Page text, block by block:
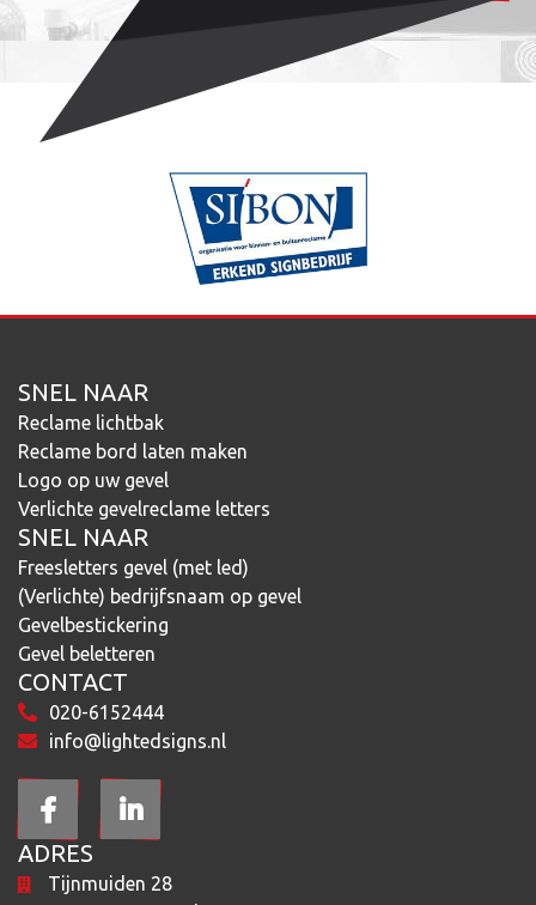
SNEL NAAR
Reclame lichtbak
Reclame bord laten maken
Logo op uw gevel
Verlichte gevelreclame letters
SNEL NAAR
Freesletters gevel (met led)
(Verlichte) bedrijfsnaam op gevel
Gevelbestickering
Gevel beletteren
CONTACT
020-6152444
info@lightedsigns.nl
ADRES
Tijnmuiden 28